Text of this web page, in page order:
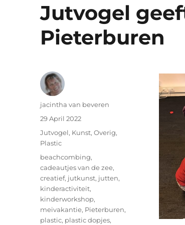
Jutvogel
Pieterburen
Author
jacintha van beveren
Posted
29 April 2022
Categories
Jutvogel, Kunst,Overig,
Plastic
Tags
beachcombing,
cadeautjes van de zee,
creatief, jutkunst, jutten,
kinderactiviteit,
kinderworkshop,
meivakantie, Pieterburen,
plastic, plastic dopjes,